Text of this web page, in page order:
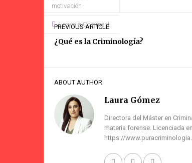
motivación
Leave a Comment
PREVIOUS ARTICLE
¿Qué es la Criminología?
ABOUT AUTHOR
Laura Gómez
Directora del Máster en
materia forense. Licenciada
https://